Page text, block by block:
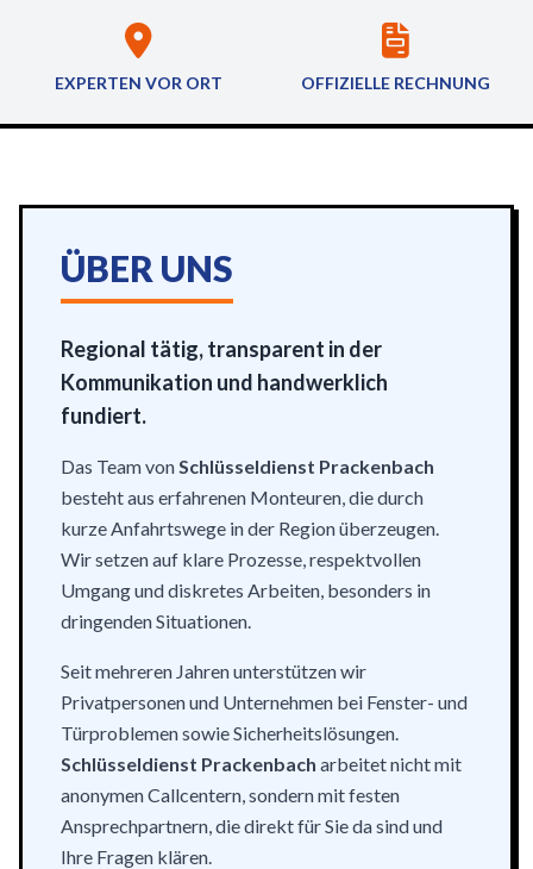
EXPERTEN VOR ORT OFFIZIELLE RECHNUNG
ÜBER UNS
Regional tätig, transparent in der
Kommunikation und handwerklich
fundiert.
Das Team vonSchlüsseldienst Prackenbach
besteht aus erfahrenen Monteuren, die durch
kurze Anfahrtswege in der Region überzeugen.
Wir setzen auf klare Prozesse, respektvollen
Umgang und diskretes Arbeiten, besonders in
dringenden Situationen.
Seit mehreren Jahren unterstützen wir
Privatpersonen und Unternehmen bei Fenster- und
Türproblemen sowie Sicherheitslösungen.
Schlüsseldienst Prackenbach arbeitet nicht mit
anonymen Callcentern, sondern mit festen
Ansprechpartnern, die direkt für Sie da sind und
Ihre Fragen klären.